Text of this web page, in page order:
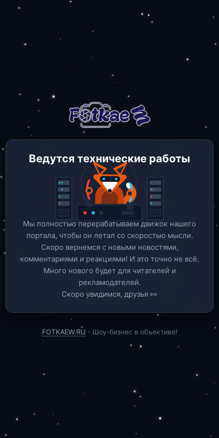
Ведутся технические работы
Мы полностью перерабатываем движок нашего
портала, чтобы он летал со скоростью мысли.
Скоро вернемся c новыми новостями,
комментариями и реакциями! И это точно не всё.
Много нового будет для читателей и
рекламодателей.
Скоро увидимся, друзья 👀
FOTKAEW.RU - Шоу-бизнес в объективе!